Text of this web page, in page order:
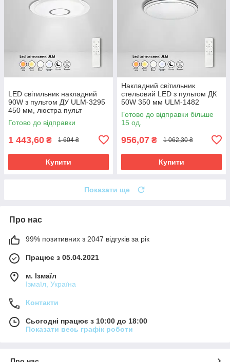
LED світильник накладний
90W з пультом ДУ ULM-3295
450 мм, люстра пульт
дистанційного керування
Готово до відправки
1 443,60 ₴ 1 604 ₴
Купити
Накладний світильник
стельовий LED з пультом ДК
50W 350 мм ULM-1482
Готово до відправки більше
15 од.
956,07 ₴ 1 062,30 ₴
Купити
Показати ще
Про нас
99% позитивних з 2047 відгуків за рік
Працює з 05.04.2021
м. Ізмаїл
Ізмаїл, Україна
Контакти
Сьогодні працює з 10:00 до 18:00
Показати весь графік роботи